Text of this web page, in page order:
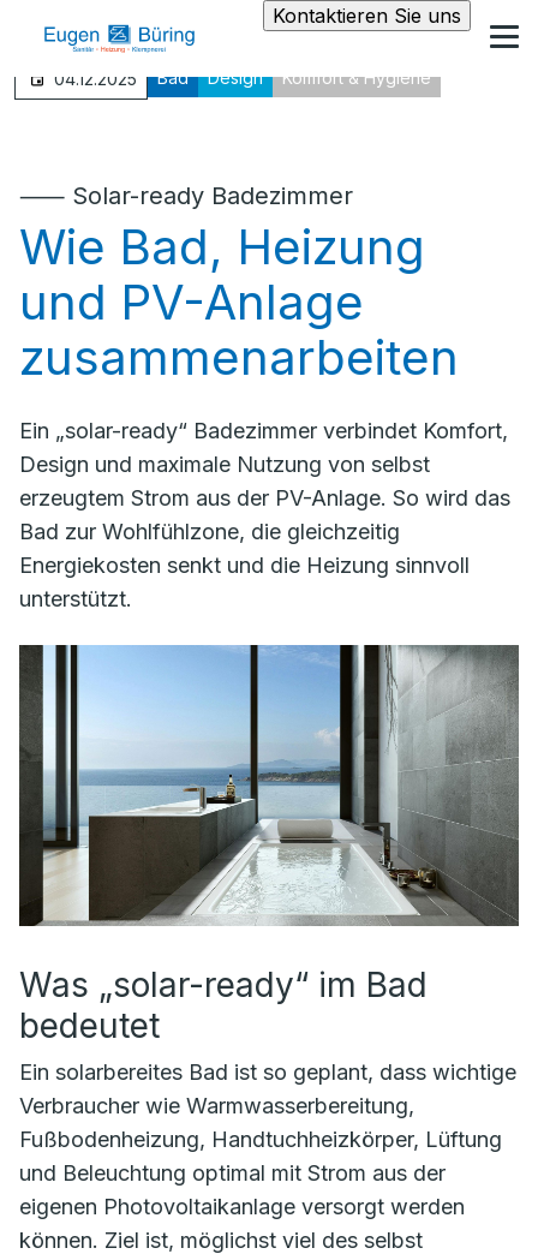
Kontaktieren Sie uns
04.12.2025 Bad Design Komfort & Hygiene
⸺ Solar-ready Badezimmer
Wie Bad, Heizung
und PV-Anlage
zusammenarbeiten
Ein „solar-ready“ Badezimmer verbindet Komfort,
Design und maximale Nutzung von selbst
erzeugtem Strom aus der PV-Anlage. So wird das
Bad zur Wohlfühlzone, die gleichzeitig
Energiekosten senkt und die Heizung sinnvoll
unterstützt.
Was „solar-ready“ im Bad
bedeutet
Ein solar­bereites Bad ist so geplant, dass wichtige
Verbraucher wie Warmwasserbereitung,
Fußbodenheizung, Handtuchheizkörper, Lüftung
und Beleuchtung optimal mit Strom aus der
eigenen Photovoltaikanlage versorgt werden
können. Ziel ist, möglichst viel des selbst